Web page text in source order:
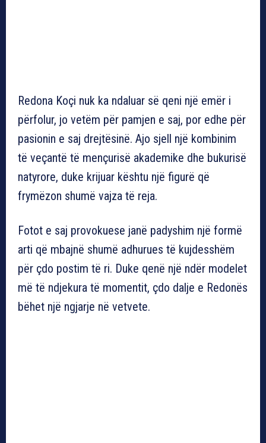
Redona Koçi nuk ka ndaluar së qeni një emër i
përfolur, jo vetëm për pamjen e saj, por edhe për
pasionin e saj drejtësinë. Ajo sjell një kombinim
të veçantë të mençurisë akademike dhe bukurisë
natyrore, duke krijuar kështu një figurë që
frymëzon shumë vajza të reja.
Fotot e saj provokuese janë padyshim një formë
arti që mbajnë shumë adhurues të kujdesshëm
për çdo postim të ri. Duke qenë një ndër modelet
më të ndjekura të momentit, çdo dalje e Redonës
bëhet një ngjarje në vetvete.